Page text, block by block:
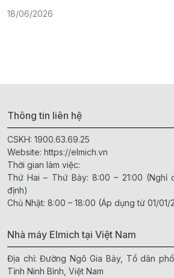
18/06/2026
Thông tin liên hệ
CSKH: 1900.63.69.25
Website: https://elmich.vn
Thời gian làm việc:
Thứ Hai – Thứ Bảy: 8:00 – 21:00 (Nghỉ
định)
Chủ Nhật: 8:00 – 18:00 (Áp dụng từ 01/01/
Nhà máy Elmich tại Việt Nam
Địa chỉ: Đường Ngô Gia Bảy, Tổ dân
Tỉnh Ninh Bình, Việt Nam